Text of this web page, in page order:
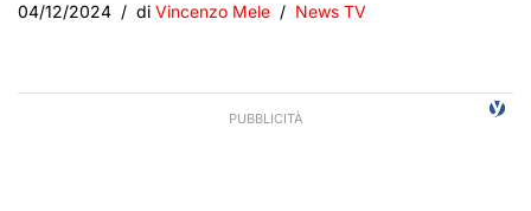
04/12/2024 di Vincenzo Mele News TV